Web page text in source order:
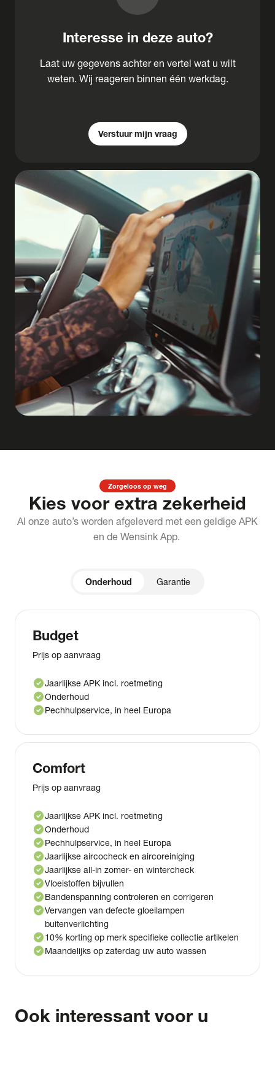
Interesse in deze auto?
Laat uw gegevens achter en vertel wat u wilt
weten. Wij reageren binnen één werkdag.
Verstuur mijn vraag
Zorgeloos op weg
Kies voor extra zekerheid
Al onze auto’s worden afgeleverd met een geldige APK
en de Wensink App.
Onderhoud Garantie
Budget
Prijs op aanvraag
check_circleJaarlijkse APK incl. roetmeting
check_circleOnderhoud
check_circlePechhulpservice, in heel Europa
Comfort
Prijs op aanvraag
check_circleJaarlijkse APK incl. roetmeting
check_circleOnderhoud
check_circlePechhulpservice, in heel Europa
check_circleJaarlijkse aircocheck en aircoreiniging
check_circleJaarlijkse all-in zomer- en wintercheck
check_circleVloeistoffen bijvullen
check_circleBandenspanning controleren en corrigeren
check_circleVervangen van defecte gloeilampen
buitenverlichting
check_circle10% korting op merk specifieke collectie artikelen
check_circleMaandelijks op zaterdag uw auto wassen
Ook interessant voor u